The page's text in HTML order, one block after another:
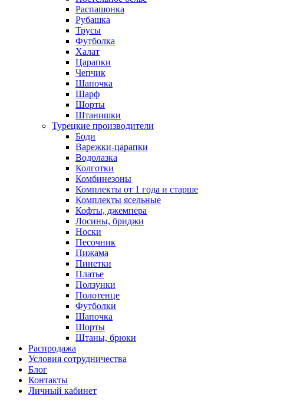
Распашонка
Рубашка
Трусы
Футболка
Халат
Царапки
Чепчик
Шапочка
Шарф
Шорты
Штанишки
Турецкие производители
Боди
Варежки-царапки
Водолазка
Колготки
Комбинезоны
Комплекты от 1 года и старше
Комплекты ясельные
Кофты, джемпера
Лосины, бриджи
Носки
Песочник
Пижама
Пинетки
Платье
Ползунки
Полотенце
Футболки
Шапочка
Шорты
Штаны, брюки
Распродажа
Условия сотрудничества
Блог
Контакты
Личный кабинет